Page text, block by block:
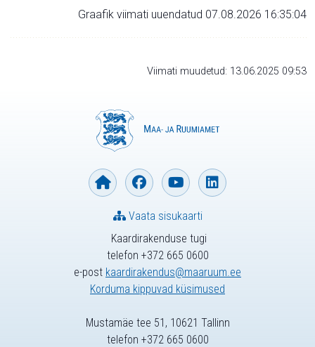
Graafik viimati uuendatud 07.08.2026 16:35:04
Viimati muudetud: 13.06.2025 09:53
Kaardirakenduse tugi
telefon +372 665 0600
e-post kaardirakendus@maaruum.ee
Korduma kippuvad küsimused
Vaata sisukaarti
Mustamäe tee 51, 10621 Tallinn
telefon +372 665 0600